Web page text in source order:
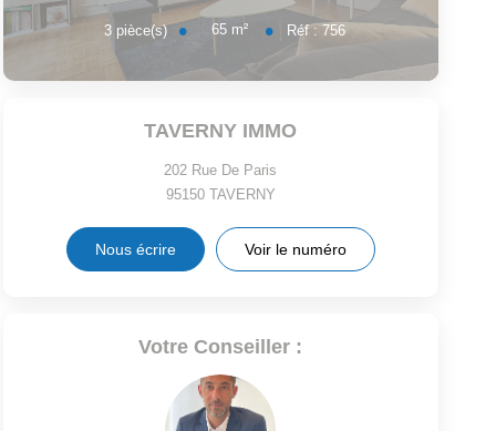
3 pièce(s) 65 m² Réf :756
TAVERNY IMMO
202 Rue De Paris
95150 TAVERNY
Nous écrire Voir le numéro
Votre Conseiller :